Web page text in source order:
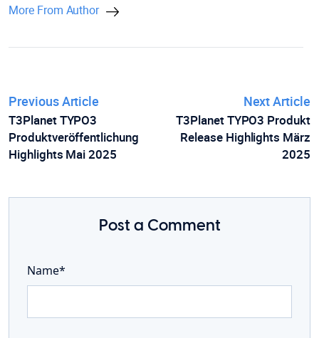
More From Author
Previous Article
T3Planet TYPO3
Produktveröffentlichung
Highlights Mai 2025
Next Article
T3Planet TYPO3 Produkt
Release Highlights März
2025
Post a Comment
Name*